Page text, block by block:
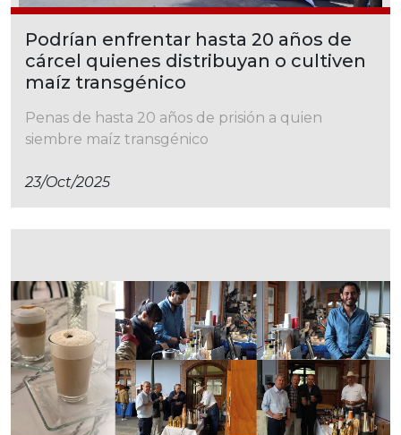
Podrían enfrentar hasta 20 años de
cárcel quienes distribuyan o cultiven
maíz transgénico
Penas de hasta 20 años de prisión a quien
siembre maíz transgénico
23/oct/2025